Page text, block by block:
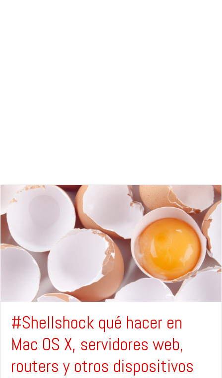
#Shellshock qué hacer en
Mac OS X, servidores web,
routers y otros dispositivos